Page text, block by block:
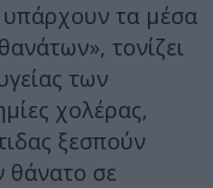
τα μέσα
τονίζει
των
χολέρας,
ξεσπούν
θάνατο σε